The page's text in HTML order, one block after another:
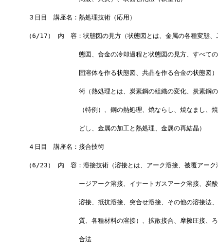
３日目　講座名：熱処理技術（応用）
（6/17） 内　容：状態図の見方（状態図とは、金属の各種変態、
態図、合金の冷却過程と状態図の見方、すべての
固溶体を作る状態図、共晶を作る合金の状態図）
術（熱処理とは、炭素鋼の組織の変化、炭素鋼の
（特例）、鋼の熱処理、焼ならし、焼なまし、焼
どし、金属の加工と熱処理、金属の再結晶）
４日目　講座名：接合技術
（6/23） 内　容：溶接技術（溶接とは、アーク溶接、被覆アーク
ージアーク溶接、イナートガスアーク溶接、炭酸
溶接、抵抗溶接、突合せ溶接、その他の溶接法、
質、各種材料の溶接）、拡散接合、摩擦圧接、ろ
合法